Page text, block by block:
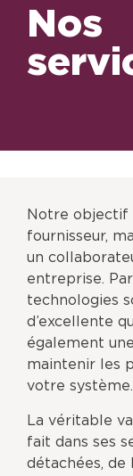
Nos
Notre objectif
fournisseur,
un
entreprise.
technologies
d’excellente
également
maintenir les
votre système.
La véritable
fait dans ses
détachées, de